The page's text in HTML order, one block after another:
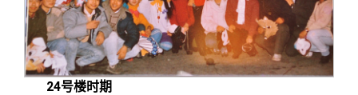
24号楼时期